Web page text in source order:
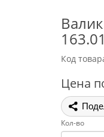
Код
Цена
Кол-во